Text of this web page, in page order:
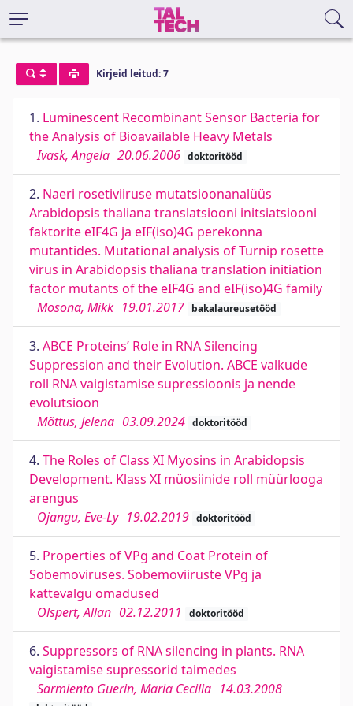
Kirjeid leitud: 7
1. Luminescent Recombinant Sensor Bacteria for
the Analysis of Bioavailable Heavy Metals
Ivask, Angela 20.06.2006 doktoritööd
2. Naeri rosetiviiruse mutatsioonanalüüs
Arabidopsis thaliana translatsiooni initsiatsiooni
faktorite eIF4G ja eIF(iso)4G perekonna
mutantides. Mutational analysis of Turnip rosette
virus in Arabidopsis thaliana translation initiation
factor mutants of the eIF4G and eIF(iso)4G family
Mosona, Mikk 19.01.2017 bakalaureusetööd
3. ABCE Proteins’ Role in RNA Silencing
Suppression and their Evolution. ABCE valkude
roll RNA vaigistamise supressioonis ja nende
evolutsioon
Mõttus, Jelena 03.09.2024 doktoritööd
4. The Roles of Class XI Myosins in Arabidopsis
Development. Klass XI müosiinide roll müürlooga
arengus
Ojangu, Eve-Ly 19.02.2019 doktoritööd
5. Properties of VPg and Coat Protein of
Sobemoviruses. Sobemoviiruste VPg ja
kattevalgu omadused
Olspert, Allan 02.12.2011 doktoritööd
6. Suppressors of RNA silencing in plants. RNA
vaigistamise supressorid taimedes
Sarmiento Guerin, Maria Cecilia 14.03.2008